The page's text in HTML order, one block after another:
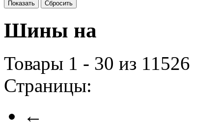
Шины на
Товары 1 - 30 из 11526
Страницы:
←